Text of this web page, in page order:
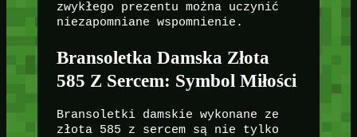
zwykłego prezentu można uczynić
niezapomniane wspomnienie.
Bransoletka Damska Złota
585 Z Sercem: Symbol Miłości
Bransoletki damskie wykonane ze
złota 585 z sercem są nie tylko